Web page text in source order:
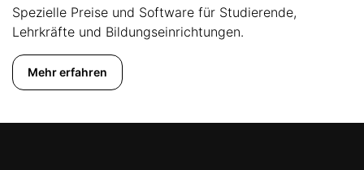
Spezielle Preise und Software für Studierende,
Lehrkräfte und Bildungseinrichtungen.
Mehr erfahren